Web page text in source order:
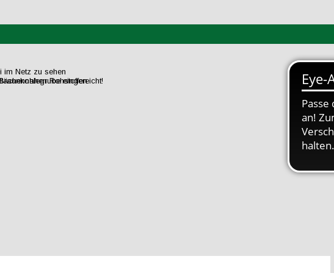
im Netz zu sehen
Rohstoffen.
eingereicht!